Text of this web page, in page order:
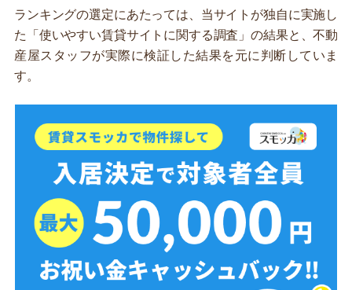
ランキングの選定にあたっては、当サイトが独自に実施し
た「使いやすい賃貸サイトに関する調査」の結果と、不動
産屋スタッフが実際に検証した結果を元に判断していま
す。